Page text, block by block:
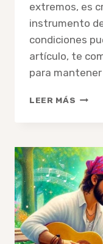
extremos, es
instrumento
condiciones
artículo, te
para
LEER MÁS CÓMO
EN
UN
GUÍA
PARA
Y